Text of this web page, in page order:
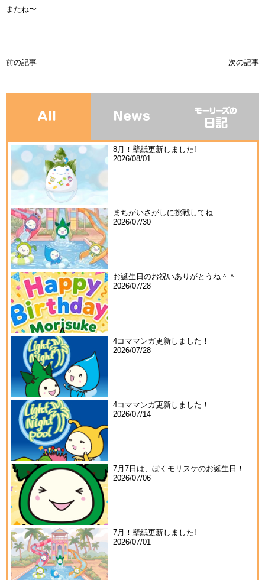
またね〜
前の記事 次の記事
8月！壁紙更新しました!
2026/08/01
まちがいさがしに挑戦してね
2026/07/30
お誕生日のお祝いありがとうね＾＾
2026/07/28
4コママンガ更新しました！
2026/07/28
4コママンガ更新しました！
2026/07/14
7月7日は、ぼくモリスケのお誕生日！
2026/07/06
7月！壁紙更新しました!
2026/07/01